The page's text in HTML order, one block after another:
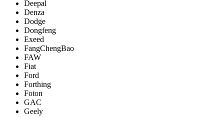
Deepal
Denza
Dodge
Dongfeng
Exeed
FangChengBao
FAW
Fiat
Ford
Forthing
Foton
GAC
Geely